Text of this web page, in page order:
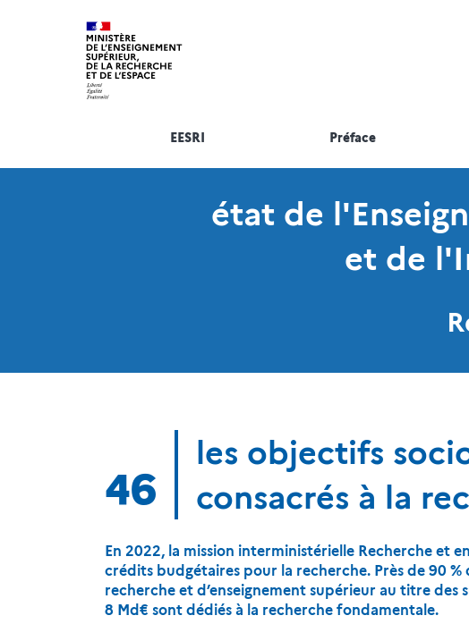
EESRI Préface
état de
et de
46
les objectifs
consacrés à la
En 2022, la mission interministérielle Recherche et
crédits budgétaires pour la recherche. Près de 90
recherche et d’enseignement supérieur au titre
8 Md€ sont dédiés à la recherche fondamentale.